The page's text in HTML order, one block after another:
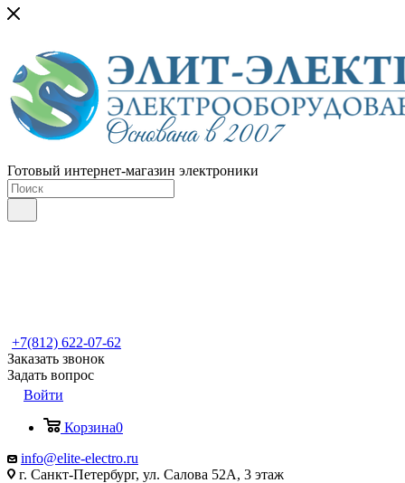
Готовый интернет-магазин электроники
+7(812) 622-07-62
Заказать звонок
Задать вопрос
Войти
Корзина0
info@elite-electro.ru
г. Санкт-Петербург, ул. Салова 52А, 3 этаж